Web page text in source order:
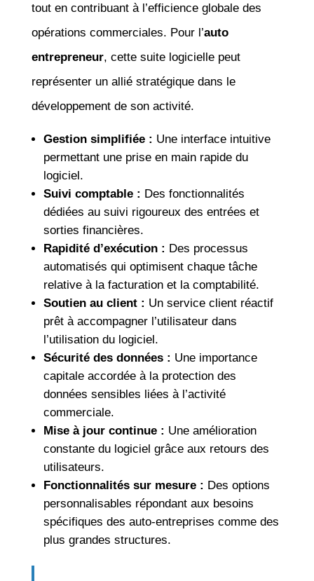
tout en contribuant à l’efficience globale des
opérations commerciales. Pour l’auto
entrepreneur, cette suite logicielle peut
représenter un allié stratégique dans le
développement de son activité.
Gestion simplifiée : Une interface intuitive
permettant une prise en main rapide du
logiciel.
Suivi comptable : Des fonctionnalités
dédiées au suivi rigoureux des entrées et
sorties financières.
Rapidité d’exécution : Des processus
automatisés qui optimisent chaque tâche
relative à la facturation et la comptabilité.
Soutien au client : Un service client réactif
prêt à accompagner l’utilisateur dans
l’utilisation du logiciel.
Sécurité des données : Une importance
capitale accordée à la protection des
données sensibles liées à l’activité
commerciale.
Mise à jour continue : Une amélioration
constante du logiciel grâce aux retours des
utilisateurs.
Fonctionnalités sur mesure : Des options
personnalisables répondant aux besoins
spécifiques des auto-entreprises comme des
plus grandes structures.